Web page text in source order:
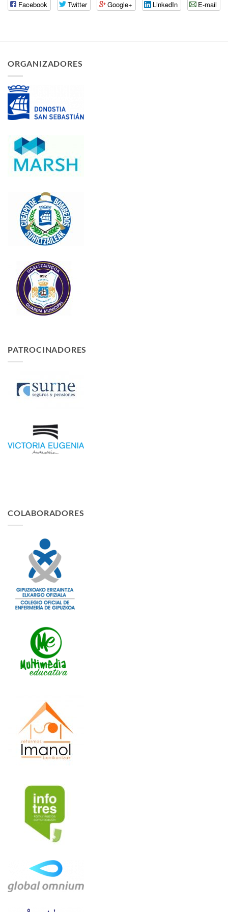
Facebook Twitter Google+ LinkedIn E-mail
ORGANIZADORES
PATROCINADORES
COLABORADORES